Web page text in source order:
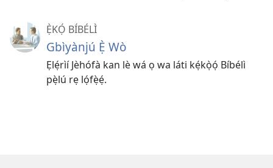
Ẹ̀KỌ́ BÍBÉLÌ
Gbìyànjú Ẹ̀ Wò
Ẹlẹ́rìí Jèhófà kan lè wá ọ wa láti kẹ́kọ̀ọ́ Bíbélì
pẹ̀lú rẹ lọ́fẹ̀ẹ́.